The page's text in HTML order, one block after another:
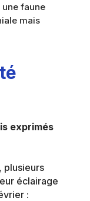
faune
mais
exprimés
plusieurs
éclairage
: